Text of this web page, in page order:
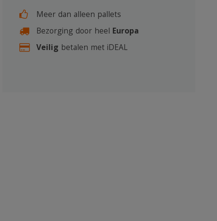
Meer dan alleen pallets
Bezorging door heel Europa
Veilig betalen met iDEAL